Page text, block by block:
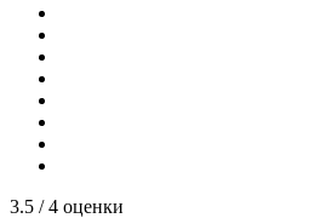
3.5 / 4 оценки